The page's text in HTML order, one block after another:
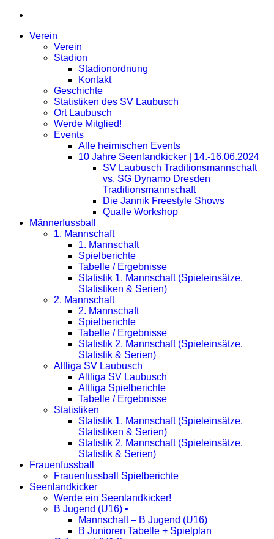
Verein
Verein
Stadion
Stadionordnung
Kontakt
Geschichte
Statistiken des SV Laubusch
Ort Laubusch
Werde Mitglied!
Events
Alle heimischen Events
10 Jahre Seenlandkicker | 14.-16.06.2024
SV Laubusch Traditionsmannschaft
vs. SG Dynamo Dresden
Traditionsmannschaft
Die Jannik Freestyle Shows
Qualle Workshop
Männerfussball
1. Mannschaft
1. Mannschaft
Spielberichte
Tabelle / Ergebnisse
Statistik 1. Mannschaft (Spieleinsätze,
Statistiken & Serien)
2. Mannschaft
2. Mannschaft
Spielberichte
Tabelle / Ergebnisse
Statistik 2. Mannschaft (Spieleinsätze,
Statistik & Serien)
Altliga SV Laubusch
Altliga SV Laubusch
Altliga Spielberichte
Tabelle / Ergebnisse
Statistiken
Statistik 1. Mannschaft (Spieleinsätze,
Statistiken & Serien)
Statistik 2. Mannschaft (Spieleinsätze,
Statistik & Serien)
Frauenfussball
Frauenfussball Spielberichte
Seenlandkicker
Werde ein Seenlandkicker!
B Jugend (U16) •
Mannschaft – B Jugend (U16)
B Junioren Tabelle + Spielplan